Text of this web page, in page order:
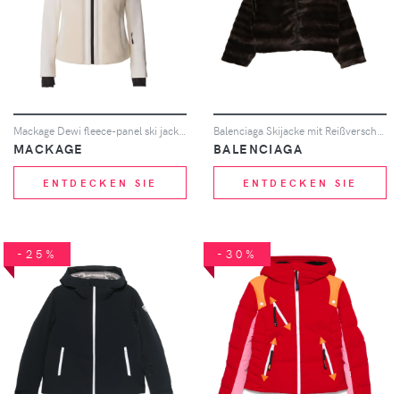
MACKAGE
ENTDECKEN SIE
BALENCIAGA
ENTDECKEN SIE
-25% -30%